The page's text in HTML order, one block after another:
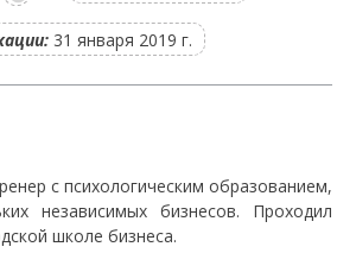
31 января 2019 г.
с психологическим образованием,
независимых бизнесов. Проходил
школе бизнеса.